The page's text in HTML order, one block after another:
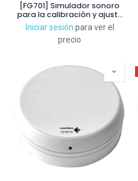
[FG701] Simulador sonoro
para la calibración y ajuste
de detectores de rotura de
cristal
Iniciar sesión para ver el
precio